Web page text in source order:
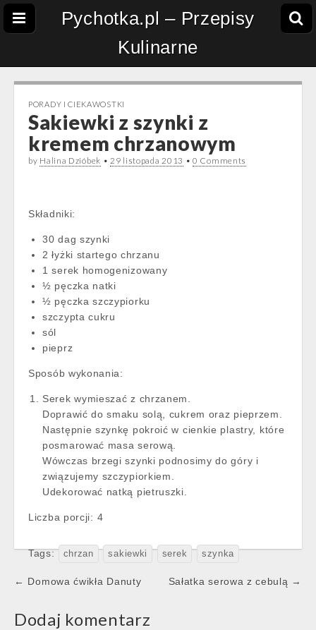
Pychotka.pl – Przepisy
Kulinarne
PORADY I CIEKAWOSTKI
Sakiewki z szynki z
kremem chrzanowym
by Halina Dzióbek •29 listopada 2013 •0 Comments
Składniki:
30 dag szynki
2 łyżki startego chrzanu
1 serek homogenizowany
½ pęczka natki
½ pęczka szczypiorku
szczypta cukru
sól
pieprz
Sposób wykonania:
Serek wymieszać z chrzanem.
Doprawić do smaku solą, cukrem oraz pieprzem.
Następnie szynkę pokroić w cienkie plastry, które
posmarować masa serową.
Wówczas brzegi szynki podnosimy do góry i
związujemy szczypiorkiem.
Udekorować natką pietruszki.
Liczba porcji: 4
Tags: chrzan sakiewki serek szynka
Post
← Domowa ćwikła Danuty Sałatka serowa z cebulą →
Dodaj komentarz